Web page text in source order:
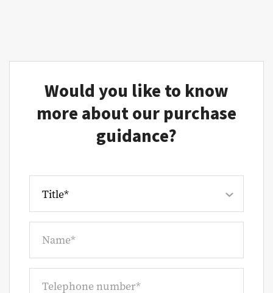
Would you like to know
more about our purchase
guidance?
Title*